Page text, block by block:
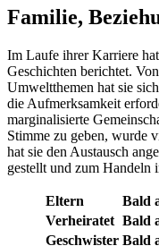
Familie,
Im Laufe ihrer Karriere
Geschichten berichtet.
Umweltthemen hat sie
die Aufmerksamkeit
marginalisierte
Stimme zu geben, wurde
hat sie den Austausch
gestellt und zum Handeln
Eltern
Bald
Verheiratet Bald
Geschwister Bald